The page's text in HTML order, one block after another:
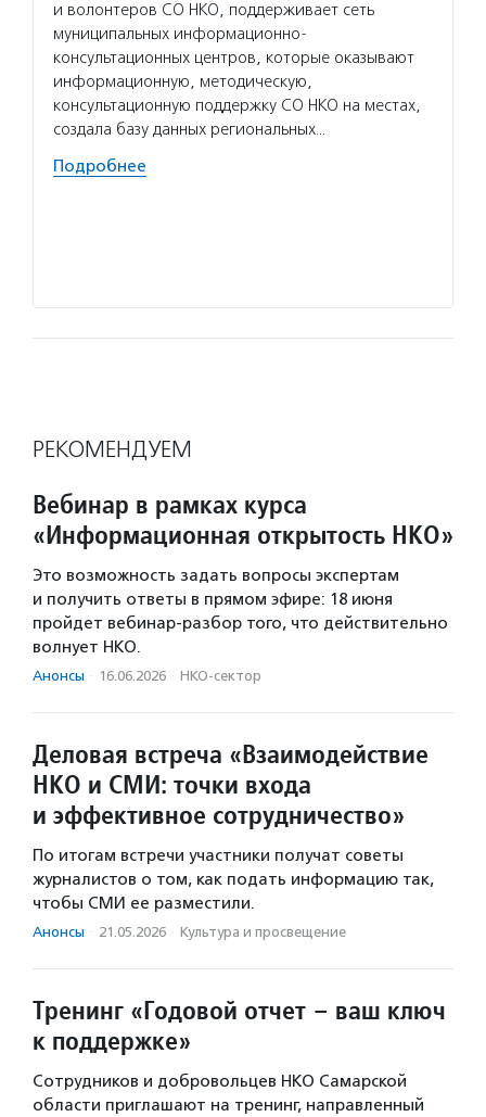
и волонтеров СО НКО, поддерживает сеть
муниципальных информационно-
консультационных центров, которые оказывают
информационную, методическую,
консультационную поддержку СО НКО на местах,
создала базу данных региональных…
Подробнее
РЕКОМЕНДУЕМ
Вебинар в рамках курса
«Информационная открытость НКО»
Это возможность задать вопросы экспертам
и получить ответы в прямом эфире: 18 июня
пройдет вебинар-разбор того, что действительно
волнует НКО.
Анонсы · 16.06.2026 · НКО-сектор
Деловая встреча «Взаимодействие
НКО и СМИ: точки входа
и эффективное сотрудничество»
По итогам встречи участники получат советы
журналистов о том, как подать информацию так,
чтобы СМИ ее разместили.
Анонсы · 21.05.2026 · Культура и просвещение
Тренинг «Годовой отчет – ваш ключ
к поддержке»
Сотрудников и добровольцев НКО Самарской
области приглашают на тренинг, направленный